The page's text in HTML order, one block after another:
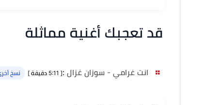
قد تعجبك أغنية مماثلة
انت غرامي - سوزان غزال :[ 5:11 دقيقة ] نسخ